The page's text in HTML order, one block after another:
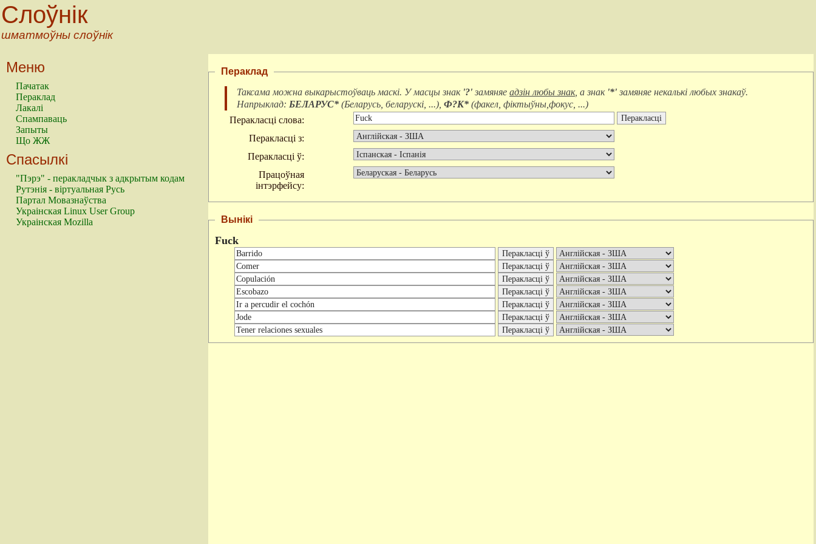
Слоўнік
шматмоўны слоўнік
Меню
Пачатак
Пераклад
Лакалі
Спампаваць
Запыты
Що ЖЖ
Спасылкі
"Пэрэ" - перакладчык з адкрытым кодам
Рутэнія - віртуальная Русь
Партал Мовазнаўства
Украінская Linux User Group
Украінская Mozilla
Пераклад
Таксама можна выкарыстоўваць маскі. У масцы знак '?' замяняе адзін любы знак, а знак '*' замяняе некалькі любых знакаў.
Напрыклад: БЕЛАРУС* (Беларусь, беларускі, ...), Ф?К* (факел, фіктыўны,фокус, ...)
Перакласці слова:
Перакласці з:
Перакласці ў:
Працоўная
інтэрфейсу:
Вынікі
Fuck